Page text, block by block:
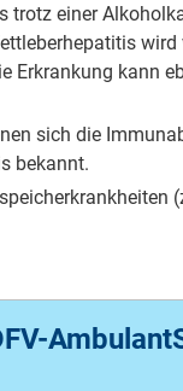
einer
Erkrankung
sich die
bekannt.